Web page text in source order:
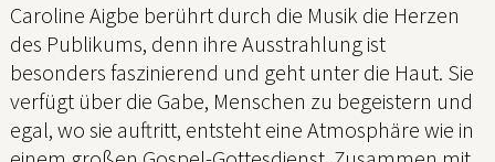
Caroline Aigbe berührt durch die Musik die Herzen
des Publikums, denn ihre Ausstrahlung ist
besonders faszinierend und geht unter die Haut. Sie
verfügt über die Gabe, Menschen zu begeistern und
egal, wo sie auftritt, entsteht eine Atmosphäre wie in